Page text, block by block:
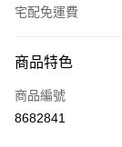
宅配免運費
信用卡一次付款
信用卡分期付款
商品特色
商品編號
8682841